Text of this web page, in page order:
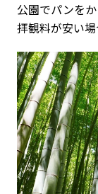
公園でパンを
拝観料が安い場